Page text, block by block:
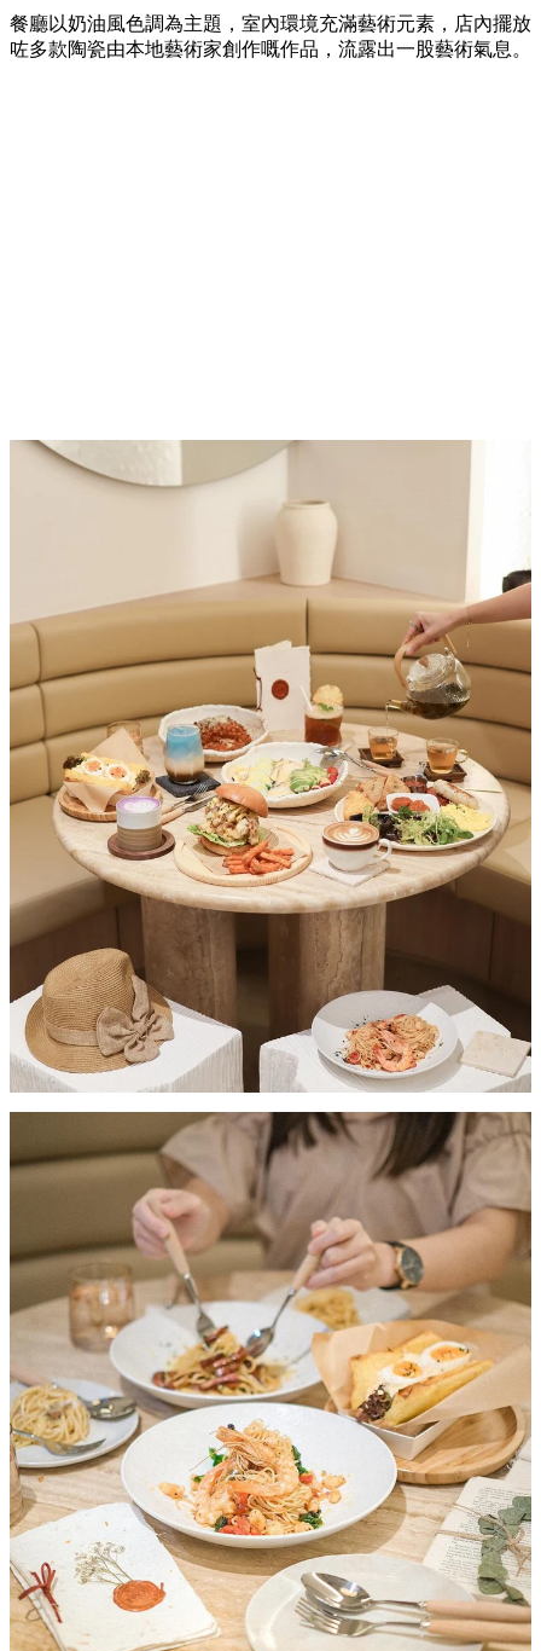
餐廳以奶油風色調為主題，室內環境充滿藝術元素，店內擺放
咗多款陶瓷由本地藝術家創作嘅作品，流露出一股藝術氣息。